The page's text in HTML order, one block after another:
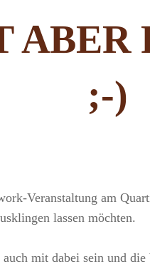
ABER
;-)
on
Jetzt
aber
Veranstaltung am
lassen möchten.
mit dabei sein und